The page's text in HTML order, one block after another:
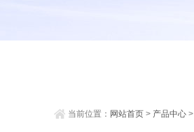
当前位置： 网站首页 > 产品中心 >